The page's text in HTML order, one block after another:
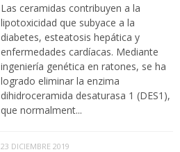
Las ceramidas contribuyen a la
lipotoxicidad que subyace a la
diabetes, esteatosis hepática y
enfermedades cardíacas. Mediante
ingeniería genética en ratones, se ha
logrado eliminar la enzima
dihidroceramida desaturasa 1 (DES1),
que normalment...
23 DICIEMBRE 2019